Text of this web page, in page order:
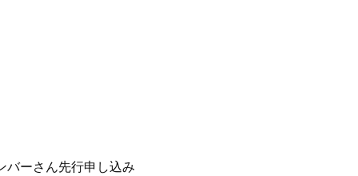
バーさん先行申し込み